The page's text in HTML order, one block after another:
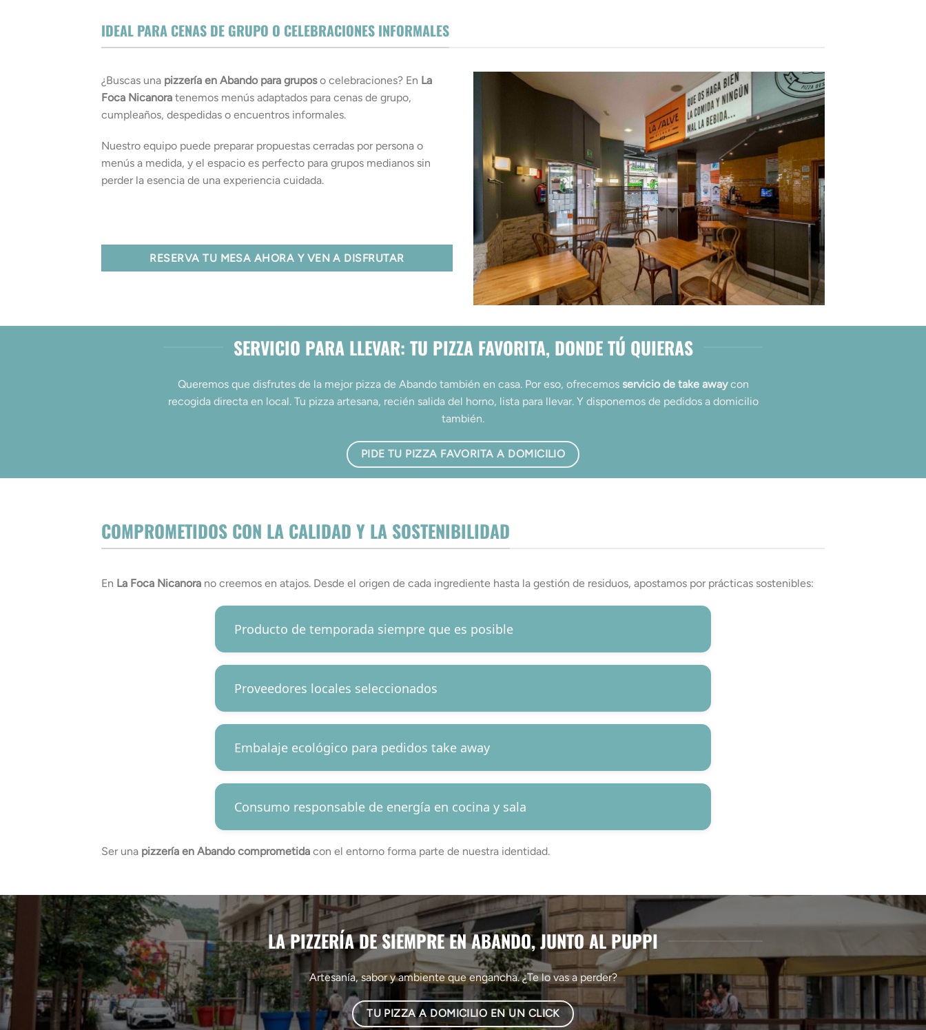
IDEAL PARA CENAS DE GRUPO O CELEBRACIONES INFORMALES
¿Buscas una pizzería en Abando para gruposo celebraciones? En La
Foca Nicanora tenemos menús adaptados para cenas de grupo,
cumpleaños, despedidas o encuentros informales.
Nuestro equipo puede preparar propuestas cerradas por persona o
menús a medida, y el espacio es perfecto para grupos medianos sin
perder la esencia de una experiencia cuidada.
RESERVA TU MESA AHORA Y VEN A DISFRUTAR
SERVICIO PARA LLEVAR: TU PIZZA FAVORITA, DONDE TÚ QUIERAS
Queremos que disfrutes de la mejor pizza de Abando también en casa. Por eso, ofrecemos servicio de take awaycon
recogida directa en local. Tu pizza artesana, recién salida del horno, lista para llevar. Y disponemos de pedidos a domicilio
también.
PIDE TU PIZZA FAVORITA A DOMICILIO
COMPROMETIDOS CON LA CALIDAD Y LA SOSTENIBILIDAD
En La Foca Nicanora no creemos en atajos. Desde el origen de cada ingrediente hasta la gestión de residuos, apostamos por prácticas sostenibles:
Producto de temporada siempre que es posible
Proveedores locales seleccionados
Embalaje ecológico para pedidos take away
Consumo responsable de energía en cocina y sala
Ser una pizzería en Abando comprometida con el entorno forma parte de nuestra identidad.
LA PIZZERÍA DE SIEMPRE EN ABANDO, JUNTO AL PUPPI
Artesanía, sabor y ambiente que engancha. ¿Te lo vas a perder?
TU PIZZA A DOMICILIO EN UN CLICK